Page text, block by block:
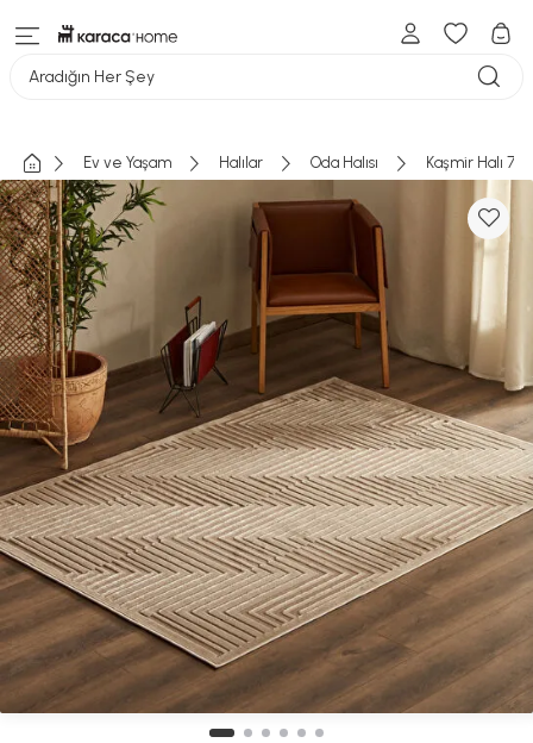
Aradığın Her Şey
Ev ve Yaşam Halılar Oda Halısı Kaşmir Halı 7/